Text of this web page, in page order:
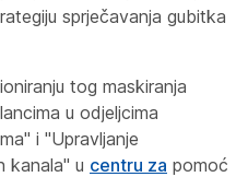
sprječavanja gubitka
tog maskiranja
u odjeljcima
i "Upravljanje
kanala" u centru za pomoć